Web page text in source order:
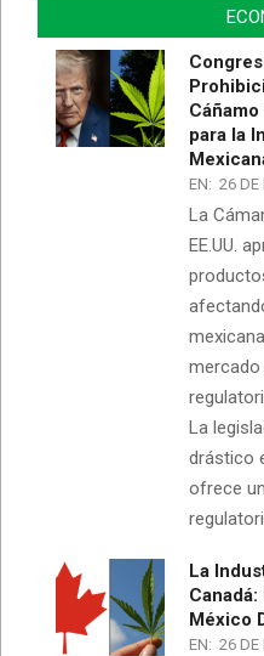
para la
EN: 26 DE
La
EE.UU.
mercado
La
drástico
ofrece
La
México
EN: 26 DE